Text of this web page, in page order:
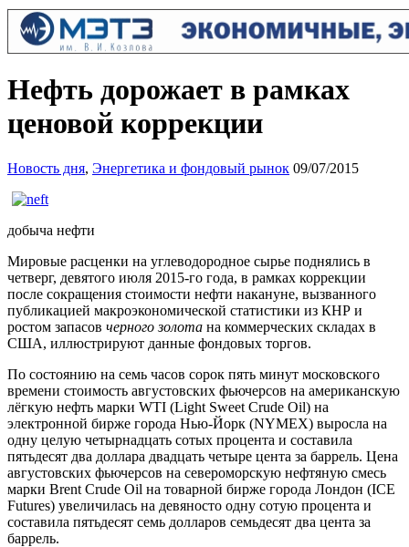
Нефть дорожает в рамках
ценовой коррекции
Новость дня, Энергетика и фондовый рынок 09/07/2015
добыча нефти
Мировые расценки на углеводородное сырье поднялись в
четверг, девятого июля 2015-го года, в рамках коррекции
после сокращения стоимости нефти накануне, вызванного
публикацией макроэкономической статистики из КНР и
ростом запасов черного золота на коммерческих складах в
США, иллюстрируют данные фондовых торгов.
По состоянию на семь часов сорок пять минут московского
времени стоимость августовских фьючерсов на американскую
лёгкую нефть марки WTI (Light Sweet Crude Oil) на
электронной бирже города Нью-Йорк (NYMEX) выросла на
одну целую четырнадцать сотых процента и составила
пятьдесят два доллара двадцать четыре цента за баррель. Цена
августовских фьючерсов на североморскую нефтяную смесь
марки Brent Crude Oil на товарной бирже города Лондон (ICE
Futures) увеличилась на девяносто одну сотую процента и
составила пятьдесят семь долларов семьдесят два цента за
баррель.